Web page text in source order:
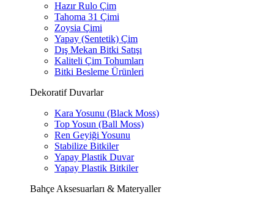
Hazır Rulo Çim
Tahoma 31 Çimi
Zoysia Çimi
Yapay (Sentetik) Çim
Dış Mekan Bitki Satışı
Kaliteli Çim Tohumları
Bitki Besleme Ürünleri
Dekoratif Duvarlar
Kara Yosunu (Black Moss)
Top Yosun (Ball Moss)
Ren Geyiği Yosunu
Stabilize Bitkiler
Yapay Plastik Duvar
Yapay Plastik Bitkiler
Bahçe Aksesuarları & Materyaller